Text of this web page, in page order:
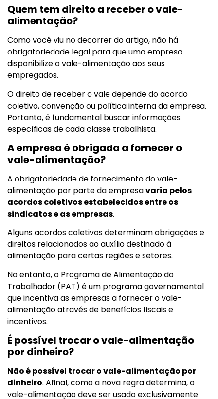
Quem tem direito a receber o vale-
alimentação?
Como você viu no decorrer do artigo, não há
obrigatoriedade legal para que uma empresa
disponibilize o vale-alimentação aos seus
empregados.
O direito de receber o vale depende do acordo
coletivo, convenção ou política interna da empresa.
Portanto, é fundamental buscar informações
específicas de cada classe trabalhista.
A empresa é obrigada a fornecer o
vale-alimentação?
A obrigatoriedade de fornecimento do vale-
alimentação por parte da empresavaria pelos
acordos coletivos estabelecidos entre os
sindicatos e as empresas.
Alguns acordos coletivos determinam obrigações e
direitos relacionados ao auxílio destinado à
alimentação para certas regiões e setores.
No entanto, o Programa de Alimentação do
Trabalhador (PAT) é um programa governamental
que incentiva as empresas a fornecer o vale-
alimentação através de benefícios fiscais e
incentivos.
É possível trocar o vale-alimentação
por dinheiro?
Não é possível trocar o vale-alimentação por
dinheiro. Afinal, como a nova regra determina, o
vale-alimentação deve ser usado exclusivamente